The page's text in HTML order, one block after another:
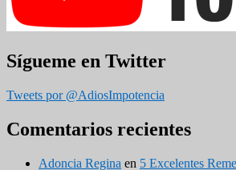
Sígueme en Twitter
Tweets por @AdiosImpotencia
Comentarios recientes
Adoncia Regina en 5 Excelentes